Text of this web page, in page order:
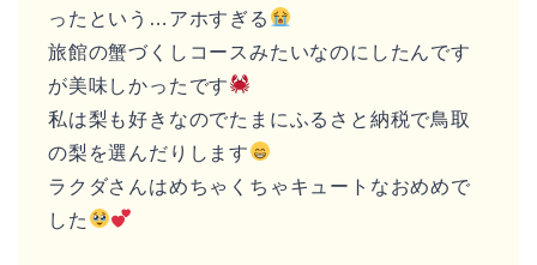
ったという…アホすぎる
旅館の蟹づくしコースみたいなのにしたんです
が美味しかったです
私は梨も好きなのでたまにふるさと納税で鳥取
の梨を選んだりします
ラクダさんはめちゃくちゃキュートなおめめで
した